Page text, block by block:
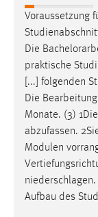
[PDF] Studien-
Relevanz:
Voraussetzung
Die
praktische
[...] folgenden
Die
Monate. (3)
abzufassen.
Modulen